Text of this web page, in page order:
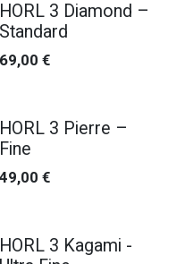
HORL 3 Diamond –
Standard
69,00 €
HORL 3 Pierre –
Fine
49,00 €
HORL 3 Kagami -